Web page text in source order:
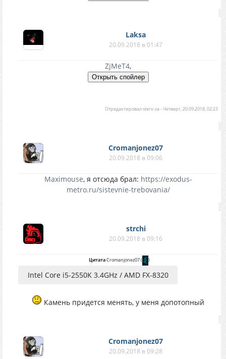
Laksa
20.09.2018 в 01:47
ZjMeT4,
Отредактировалsterv-za-Четверг, 20.09.2018, 02:23
Cromanjonez07
20.09.2018 в 09:06
Maximouse, я отсюда брал: https://exodus-
metro.ru/sistevnie-trebovania/
strchi
20.09.2018 в 09:16
ЦитатаCromanjonez07( )
Intel Core i5-2550K 3.4GHz / AMD FX-8320
Камень придется менять, у меня допотопный
Cromanjonez07
20.09.2018 в 09:28